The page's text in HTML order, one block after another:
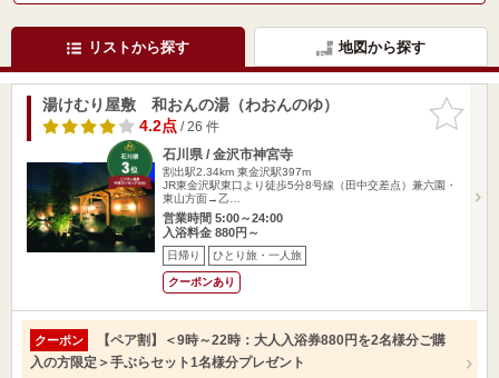
リストから探す 地図から探す
お気に入
りに追加
湯けむり屋敷 和おんの湯（わおんのゆ）
4.2点/ 26 件
石川県 / 金沢市神宮寺
割出駅2.34km 東金沢駅397m
JR東金沢駅東口より徒歩5分8号線（田中交差点）兼六園・
東山方面→乙…
営業時間 5:00～24:00
入浴料金 880円～
日帰り ひとり旅・一人旅
クーポンあり
クーポン
【ペア割】＜9時～22時：大人入浴券880円を2名様分ご購
入の方限定＞手ぶらセット1名様分プレゼント